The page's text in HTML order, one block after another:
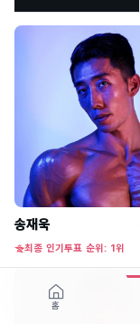
송재욱
최종 인기투표 순위: 1위
홈